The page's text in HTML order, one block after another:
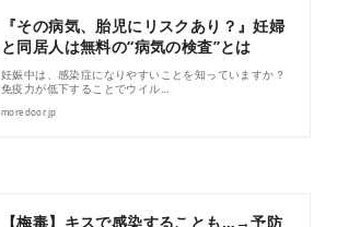
『その病気、胎児にリスクあり？』妊婦
と同居人は無料の“病気の検査”とは
妊娠中は、感染症になりやすいことを知っていますか？
免疫力が低下することでウイル…
moredoor.jp
【梅毒】キスで感染することも…→予防